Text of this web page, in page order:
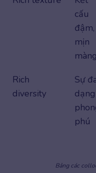
cấu
đậm,
mịn
màng
Rich
diversity
Sự
dạng
phú
Bảng các